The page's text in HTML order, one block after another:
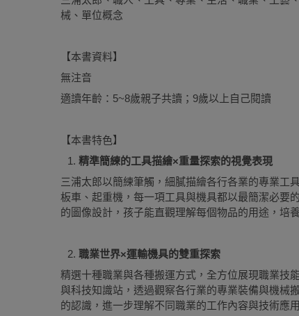
械、單位概念
【本書資料】
無注音
適讀年齡：5~8歲親子共讀；9歲以上自己閱讀
【本書特色】
精準簡練的工具描繪×重量探索的視覺表現
三浦太郎以簡練筆觸，細膩描繪各行各業的專業工
板車、起重機，每一項工具與機具都以最簡潔必要
的圖像設計，孩子能直觀理解每個物品的用途，培
職業世界×運輸機具的雙重探索
精選十種職業與各種搬運方式，全方位展現職業技
與科技知識站，透過觀察各行業的專業裝備與機械
的認識，進一步理解不同職業的工作內容與技術應